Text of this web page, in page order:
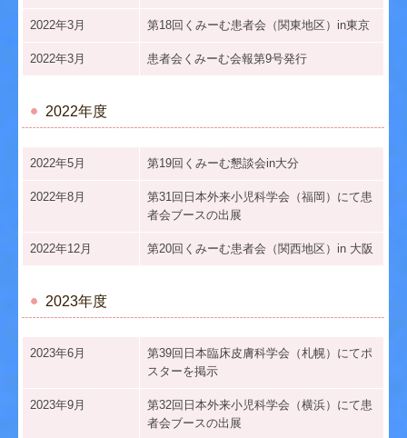
2022年3月 第18回くみーむ患者会（関東地区）in東京
2022年3月 患者会くみーむ会報第9号発行
2022年度
2022年5月 第19回くみーむ懇談会in大分
2022年8月
第31回日本外来小児科学会（福岡）にて患
者会ブースの出展
2022年12月 第20回くみーむ患者会（関西地区）in 大阪
2023年度
2023年6月
第39回日本臨床皮膚科学会（札幌）にてポ
スターを掲示
2023年9月
第32回日本外来小児科学会（横浜）にて患
者会ブースの出展